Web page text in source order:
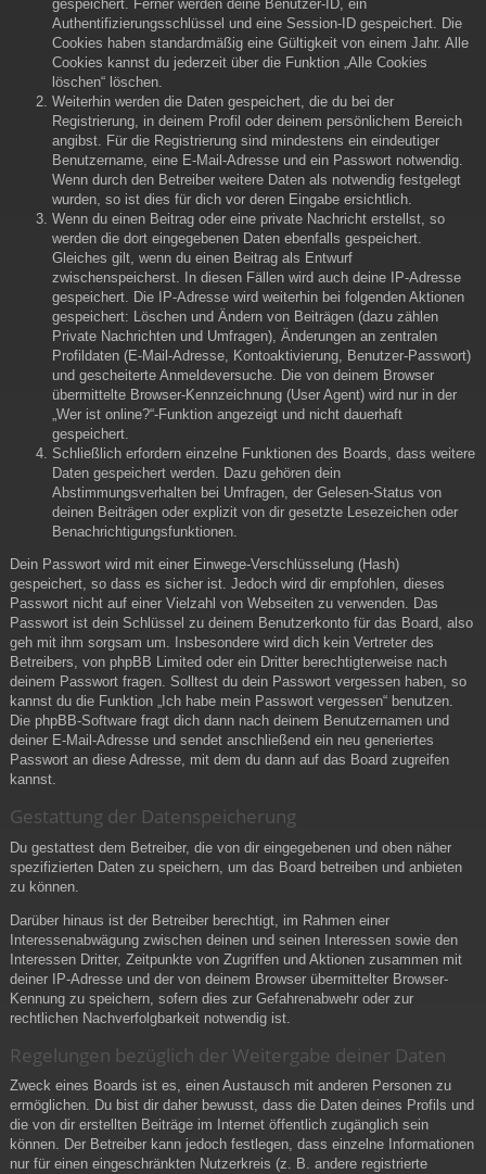
gespeichert. Ferner werden deine Benutzer-ID, ein
Authentifizierungsschlüssel und eine Session-ID gespeichert. Die
Cookies haben standardmäßig eine Gültigkeit von einem Jahr. Alle
Cookies kannst du jederzeit über die Funktion „Alle Cookies
löschen“ löschen.
Weiterhin werden die Daten gespeichert, die du bei der
Registrierung, in deinem Profil oder deinem persönlichem Bereich
angibst. Für die Registrierung sind mindestens ein eindeutiger
Benutzername, eine E-Mail-Adresse und ein Passwort notwendig.
Wenn durch den Betreiber weitere Daten als notwendig festgelegt
wurden, so ist dies für dich vor deren Eingabe ersichtlich.
Wenn du einen Beitrag oder eine private Nachricht erstellst, so
werden die dort eingegebenen Daten ebenfalls gespeichert.
Gleiches gilt, wenn du einen Beitrag als Entwurf
zwischenspeicherst. In diesen Fällen wird auch deine IP-Adresse
gespeichert. Die IP-Adresse wird weiterhin bei folgenden Aktionen
gespeichert: Löschen und Ändern von Beiträgen (dazu zählen
Private Nachrichten und Umfragen), Änderungen an zentralen
Profildaten (E-Mail-Adresse, Kontoaktivierung, Benutzer-Passwort)
und gescheiterte Anmeldeversuche. Die von deinem Browser
übermittelte Browser-Kennzeichnung (User Agent) wird nur in der
„Wer ist online?“-Funktion angezeigt und nicht dauerhaft
gespeichert.
Schließlich erfordern einzelne Funktionen des Boards, dass weitere
Daten gespeichert werden. Dazu gehören dein
Abstimmungsverhalten bei Umfragen, der Gelesen-Status von
deinen Beiträgen oder explizit von dir gesetzte Lesezeichen oder
Benachrichtigungsfunktionen.
Dein Passwort wird mit einer Einwege-Verschlüsselung (Hash)
gespeichert, so dass es sicher ist. Jedoch wird dir empfohlen, dieses
Passwort nicht auf einer Vielzahl von Webseiten zu verwenden. Das
Passwort ist dein Schlüssel zu deinem Benutzerkonto für das Board, also
geh mit ihm sorgsam um. Insbesondere wird dich kein Vertreter des
Betreibers, von phpBB Limited oder ein Dritter berechtigterweise nach
deinem Passwort fragen. Solltest du dein Passwort vergessen haben, so
kannst du die Funktion „Ich habe mein Passwort vergessen“ benutzen.
Die phpBB-Software fragt dich dann nach deinem Benutzernamen und
deiner E-Mail-Adresse und sendet anschließend ein neu generiertes
Passwort an diese Adresse, mit dem du dann auf das Board zugreifen
kannst.
Gestattung der Datenspeicherung
Du gestattest dem Betreiber, die von dir eingegebenen und oben näher
spezifizierten Daten zu speichern, um das Board betreiben und anbieten
zu können.
Darüber hinaus ist der Betreiber berechtigt, im Rahmen einer
Interessenabwägung zwischen deinen und seinen Interessen sowie den
Interessen Dritter, Zeitpunkte von Zugriffen und Aktionen zusammen mit
deiner IP-Adresse und der von deinem Browser übermittelter Browser-
Kennung zu speichern, sofern dies zur Gefahrenabwehr oder zur
rechtlichen Nachverfolgbarkeit notwendig ist.
Regelungen bezüglich der Weitergabe deiner Daten
Zweck eines Boards ist es, einen Austausch mit anderen Personen zu
ermöglichen. Du bist dir daher bewusst, dass die Daten deines Profils und
die von dir erstellten Beiträge im Internet öffentlich zugänglich sein
können. Der Betreiber kann jedoch festlegen, dass einzelne Informationen
nur für einen eingeschränkten Nutzerkreis (z. B. andere registrierte